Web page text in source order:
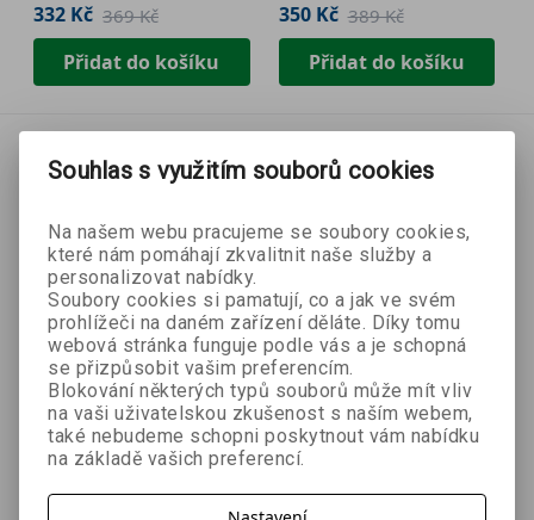
332 Kč 369 Kč
Přidat do košíku
350 Kč 389 Kč
Přidat do košíku
- 10 %
Souhlas s využitím souborů cookies
Na našem webu pracujeme se soubory cookies,
které nám pomáhají zkvalitnit naše služby a
personalizovat nabídky.
Soubory cookies si pamatují, co a jak ve svém
prohlížeči na daném zařízení děláte. Díky tomu
webová stránka funguje podle vás a je schopná
se přizpůsobit vašim preferencím.
Blokování některých typů souborů může mít vliv
na vaši uživatelskou zkušenost s naším webem,
také nebudeme schopni poskytnout vám nabídku
na základě vašich preferencí.